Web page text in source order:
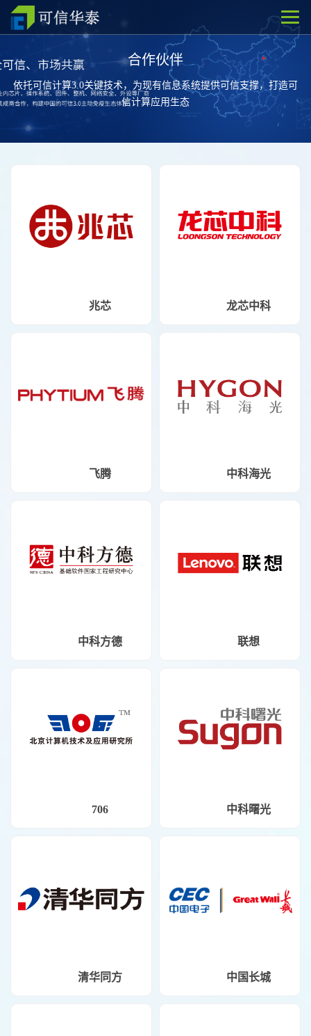
合作伙伴
依托可信计算3.0关键技术，为现有信息系统提供可信支撑，打造可
信计算应用生态
兆芯 龙芯中科
飞腾 中科海光
中科方德 联想
706 中科曙光
清华同方 中国长城